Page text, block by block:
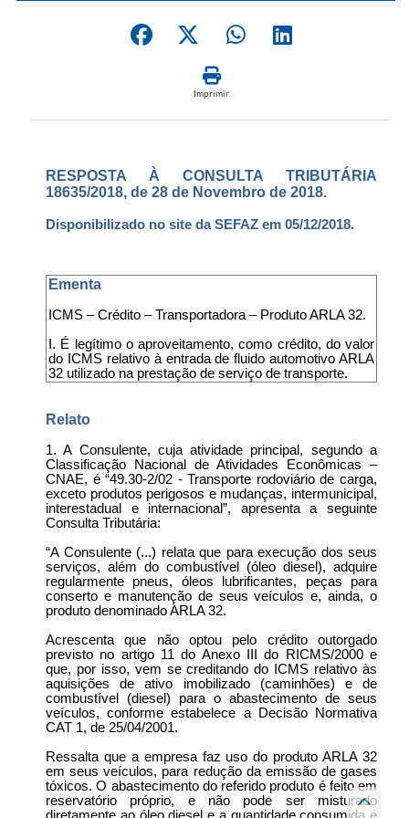
Imprimir
RESPOSTA À CONSULTA TRIBUTÁRIA
18635/2018, de 28 de Novembro de 2018.
Disponibilizado no site da SEFAZ em 05/12/2018.
Ementa
ICMS – Crédito – Transportadora – Produto ARLA 32.
I. É legítimo o aproveitamento, como crédito, do valor
do ICMS relativo à entrada de fluido automotivo ARLA
32 utilizado na prestação de serviço de transporte.
Relato
1. A Consulente, cuja atividade principal, segundo a
Classificação Nacional de Atividades Econômicas –
CNAE, é “49.30-2/02 - Transporte rodoviário de carga,
exceto produtos perigosos e mudanças, intermunicipal,
interestadual e internacional”, apresenta a seguinte
Consulta Tributária:
“A Consulente (...) relata que para execução dos seus
serviços, além do combustível (óleo diesel), adquire
regularmente pneus, óleos lubrificantes, peças para
conserto e manutenção de seus veículos e, ainda, o
produto denominado ARLA 32.
Acrescenta que não optou pelo crédito outorgado
previsto no artigo 11 do Anexo III do RICMS/2000 e
que, por isso, vem se creditando do ICMS relativo às
aquisições de ativo imobilizado (caminhões) e de
combustível (diesel) para o abastecimento de seus
veículos, conforme estabelece a Decisão Normativa
CAT 1, de 25/04/2001.
Ressalta que a empresa faz uso do produto ARLA 32
em seus veículos, para redução da emissão de gases
tóxicos. O abastecimento do referido produto é feito em
reservatório próprio, e não pode ser misturado